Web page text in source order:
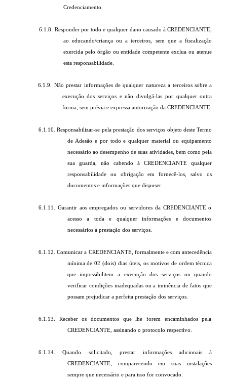
Credenciamento.
6.1.8. Responder por todo e qualquer dano causado à CREDENCIANTE,
ao educando/criança ou a terceiros, sem que a fiscalização
exercida pelo órgão ou entidade competente exclua ou atenue
esta responsabilidade.
6.1.9. Não prestar informações de qualquer natureza a terceiros sobre a
execução dos serviços e não divulgá-las por qualquer outra
forma, sem prévia e expressa autorização da CREDENCIANTE.
6.1.10. Responsabilizar-se pela prestação dos serviços objeto deste Termo
de Adesão e por todo e qualquer material ou equipamento
necessário ao desempenho de suas atividades, bem como pela
sua guarda, não cabendo à CREDENCIANTE qualquer
responsabilidade ou obrigação em fornecê-los, salvo os
documentos e informações que dispuser.
6.1.11. Garantir aos empregados ou servidores da CREDENCIANTE o
acesso a toda e qualquer informações e documentos
necessários à prestação dos serviços.
6.1.12. Comunicar a CREDENCIANTE, formalmente e com antecedência
mínima de 02 (dois) dias úteis, os motivos de ordem técnica
que impossibilitem a execução dos serviços ou quando
verificar condições inadequadas ou a iminência de fatos que
possam prejudicar a perfeita prestação dos serviços.
6.1.13. Receber os documentos que lhe forem encaminhados pela
CREDENCIANTE, assinando o protocolo respectivo.
6.1.14. Quando solicitado, prestar informações adicionais à
CREDENCIANTE, comparecendo em suas instalações
sempre que necessário e para isso for convocado.